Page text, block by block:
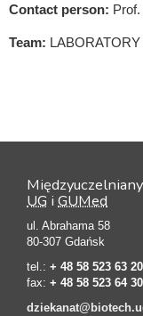
Contact person: Prof.
Team:
UG i GUMed
ul. Abrahama 58
80-307 Gdańsk
tel.: + 48 58 523 63 20
fax: + 48 58 523 64 30